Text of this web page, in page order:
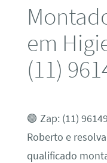
em
(11)
🟢 Zap: (11)
Roberto e
qualificado